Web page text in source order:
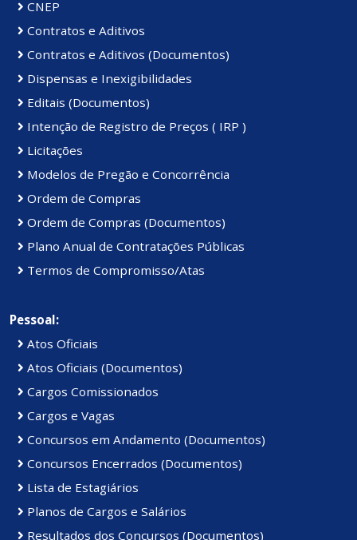
CNEP
Contratos e Aditivos
Contratos e Aditivos (Documentos)
Dispensas e Inexigibilidades
Editais (Documentos)
Intenção de Registro de Preços ( IRP )
Licitações
Modelos de Pregão e Concorrência
Ordem de Compras
Ordem de Compras (Documentos)
Plano Anual de Contratações Públicas
Termos de Compromisso/Atas
Pessoal:
Atos Oficiais
Atos Oficiais (Documentos)
Cargos Comissionados
Cargos e Vagas
Concursos em Andamento (Documentos)
Concursos Encerrados (Documentos)
Lista de Estagiários
Planos de Cargos e Salários
Resultados dos Concursos (Documentos)